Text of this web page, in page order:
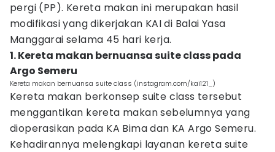
pergi (PP). Kereta makan ini merupakan hasil
modifikasi yang dikerjakan KAI di Balai Yasa
Manggarai selama 45 hari kerja.
1. Kereta makan bernuansa suite class pada
Argo Semeru
Kereta makan bernuansa suite class (instagram.com/kai121_)
Kereta makan berkonsep suite class tersebut
menggantikan kereta makan sebelumnya yang
dioperasikan pada KA Bima dan KA Argo Semeru.
Kehadirannya melengkapi layanan kereta suite